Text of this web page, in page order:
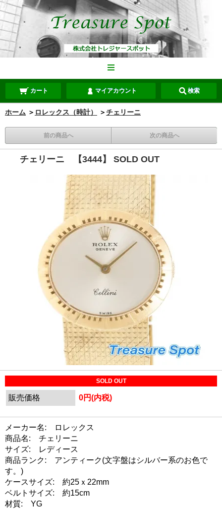
カート マイアカウント 検索
ホーム ＞ ロレックス（時計） ＞チェリーニ
前の商品へ 次の商品へ
チェリーニ 【3444】 SOLD OUT
SOLD OUT
販売価格 0円(内税)
メーカー名: ロレックス
商品名: チェリーニ
サイズ: レディース
商品ランク: アンティーク(文字盤はシルバー系のお色で
す。)
ケースサイズ: 約25ｘ22mm
ベルトサイズ: 約15cm
材質: YG